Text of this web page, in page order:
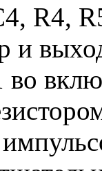
R4,
и
во